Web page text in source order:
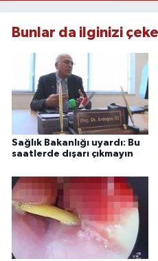
Bunlar da ilginizi
Sağlık Bakanlığı uyardı: Bu
saatlerde dışarı çıkmayın